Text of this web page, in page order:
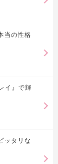
当の性格
イ』で輝
ッタリな